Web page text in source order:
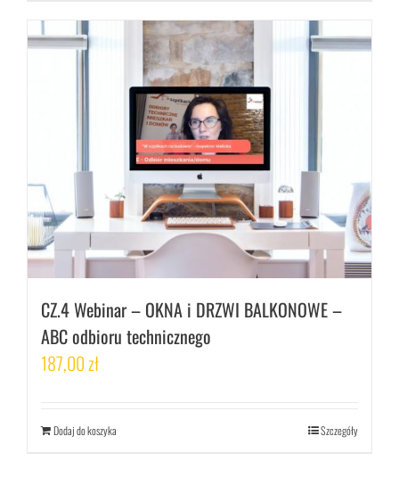
CZ.4 Webinar – OKNA i DRZWI BALKONOWE –
ABC odbioru technicznego
187,00zł
Dodaj do koszyka Szczegóły